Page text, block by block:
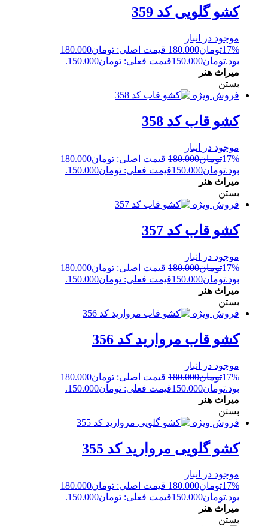
کشو گلویی کد 359
موجود در انبار
17%تومان180.000
قیمت اصلی: تومان180.000
بود.تومان150.000قیمت فعلی: تومان150.000.
میراث هنر
بستن
فروش ویژه
کشو قاب کد 358
موجود در انبار
17%تومان180.000
قیمت اصلی: تومان180.000
بود.تومان150.000قیمت فعلی: تومان150.000.
میراث هنر
بستن
فروش ویژه
کشو قاب کد 357
موجود در انبار
17%تومان180.000
قیمت اصلی: تومان180.000
بود.تومان150.000قیمت فعلی: تومان150.000.
میراث هنر
بستن
فروش ویژه
کشو قاب مروارید کد 356
موجود در انبار
17%تومان180.000
قیمت اصلی: تومان180.000
بود.تومان150.000قیمت فعلی: تومان150.000.
میراث هنر
بستن
فروش ویژه
کشو گلویی مروارید کد 355
موجود در انبار
17%تومان180.000
قیمت اصلی: تومان180.000
بود.تومان150.000قیمت فعلی: تومان150.000.
میراث هنر
بستن